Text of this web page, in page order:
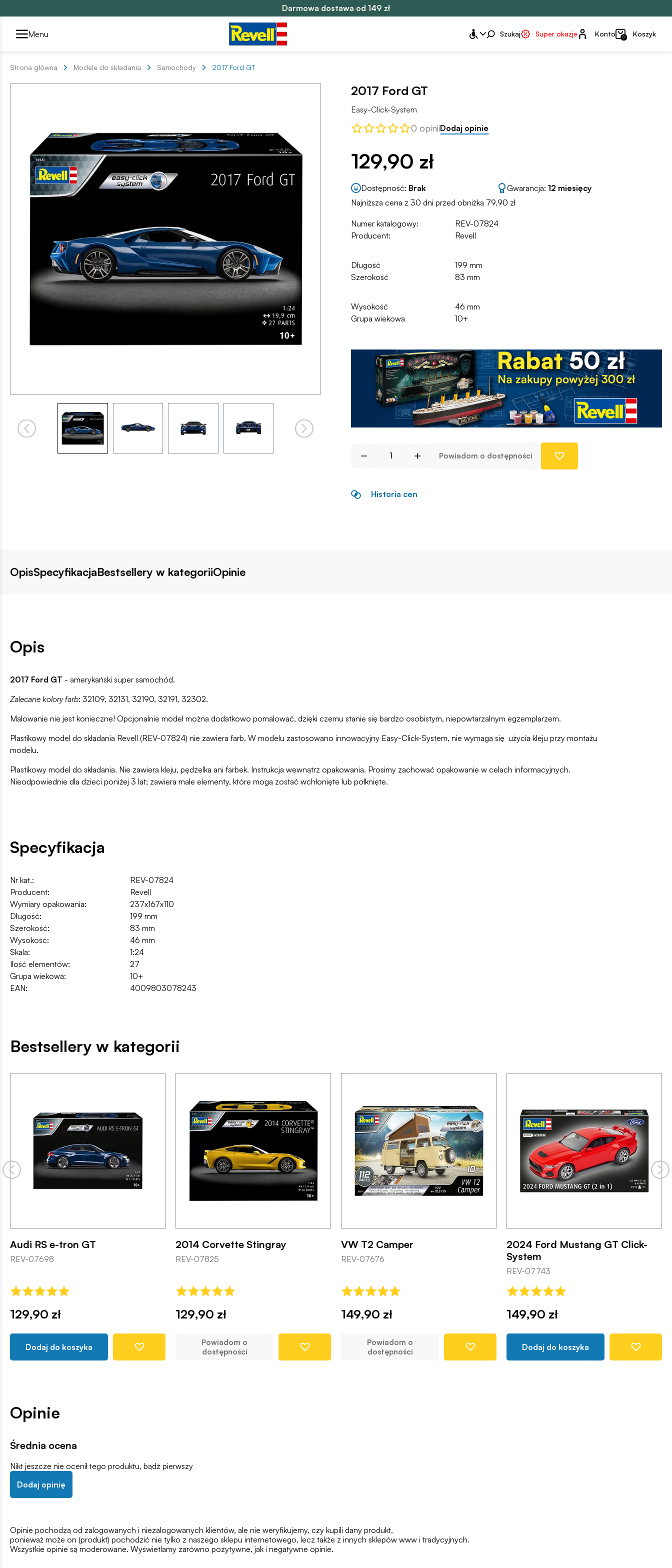
Darmowa dostawa od 149 zł
Przełącznik segmentów2
Menu Szukaj Super okazje Konto
Konto 0 Koszyk
Strona główna Modele do składania Samochody 2017 Ford GT
2017 Ford GT
Easy-Click-System
0 opiniiDodaj opinie
129,90 zł
Dostępność: Brak Gwarancja: 12 miesięcy
Najniższa cena z 30 dni przed obniżką 79.90 zł
Numer katalogowy:
REV-07824
Producent:
Revell
Długość
199 mm
Szerokość
83 mm
Wysokość
46 mm
Grupa wiekowa
10+
Powiadom o dostępności
Historia cen
OpisSpecyfikacjaBestsellery w kategoriiOpinie
Opis
2017 Ford GT - amerykański super samochód.
Zalecane kolory farb: 32109, 32131, 32190, 32191, 32302.
Malowanie nie jest konieczne! Opcjonalnie model można dodatkowo pomalować, dzięki czemu stanie się bardzo osobistym, niepowtarzalnym egzemplarzem.
Plastikowy model do składania Revell (REV-07824) nie zawiera farb. W modelu zastosowano innowacyjny Easy-Click-System, nie wymaga się użycia kleju przy montażu
modelu.
Plastikowy model do składania. Nie zawiera kleju, pędzelka ani farbek. Instrukcja wewnątrz opakowania. Prosimy zachować opakowanie w celach informacyjnych.
Nieodpowiednie dla dzieci poniżej 3 lat; zawiera małe elementy, które mogą zostać wchłonięte lub połknięte.
Specyfikacja
Nr kat.:
REV-07824
Producent:
Revell
Wymiary opakowania:
237x167x110
Długość:
199 mm
Szerokość:
83 mm
Wysokość:
46 mm
Skala:
1:24
Ilość elementów:
27
Grupa wiekowa:
10+
EAN:
4009803078243
Bestsellery w kategorii
Audi RS e-tron GT
REV-07698
129,90 zł
Dodaj do koszyka
2014 Corvette Stingray
REV-07825
129,90 zł
Powiadom o
dostępności
VW T2 Camper
REV-07676
149,90 zł
Powiadom o
dostępności
2024 Ford Mustang GT Click-
System
REV-07743
149,90 zł
Dodaj do koszyka
Opinie
Średnia ocena
Nikt jeszcze nie ocenił tego produktu, bądź pierwszy
Dodaj opinię
Opinie pochodzą od zalogowanych i niezalogowanych klientów, ale nie weryfikujemy, czy kupili dany produkt,
ponieważ może on (produkt) pochodzić nie tylko z naszego sklepu internetowego, lecz także z innych sklepów www i tradycyjnych.
Wszystkie opinie są moderowane. Wyświetlamy zarówno pozytywne, jak i negatywne opinie.